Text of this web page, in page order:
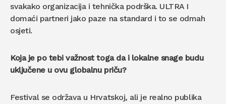
svakako organizacija i tehnička podrška. ULTRA I
domaći partneri jako paze na standard i to se odmah
osjeti.
Koja je po tebi važnost toga da i lokalne snage budu
uključene u ovu globalnu priču?
Festival se održava u Hrvatskoj, ali je realno publika